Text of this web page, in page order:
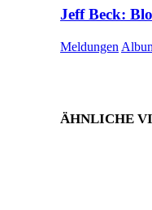
Jeff Beck:
Meldungen
ÄHNLICHE